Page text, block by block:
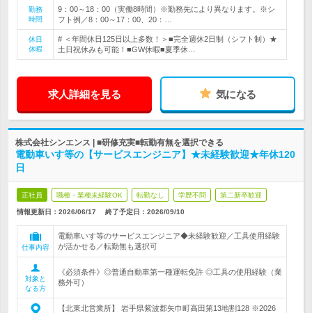
勤務
時間
9：00～18：00（実働8時間）※勤務先により異なります。※シ
フト例／8：00～17：00、20：…
休日
休暇
# ＜年間休日125日以上多数！＞■完全週休2日制（シフト制）★
土日祝休みも可能！■GW休暇■夏季休…
求人詳細を見る 気になる
株式会社シンエンス | ■研修充実■転勤有無を選択できる
電動車いす等の【サービスエンジニア】★未経験歓迎★年休120
日
正社員 職種・業種未経験OK 転勤なし 学歴不問 第二新卒歓迎
情報更新日：2026/06/17 終了予定日： 2026/09/10
仕事内容
電動車いす等のサービスエンジニア◆未経験歓迎／工具使用経験
が活かせる／転勤無も選択可
対象と
なる方
《必須条件》◎普通自動車第一種運転免許 ◎工具の使用経験（業
務外可）
【北東北営業所】 岩手県紫波郡矢巾町高田第13地割128 ※2026